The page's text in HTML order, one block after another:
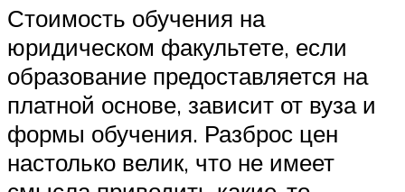
Стоимость обучения на
юридическом факультете, если
образование предоставляется на
платной основе, зависит от вуза и
формы обучения. Разброс цен
настолько велик, что не имеет